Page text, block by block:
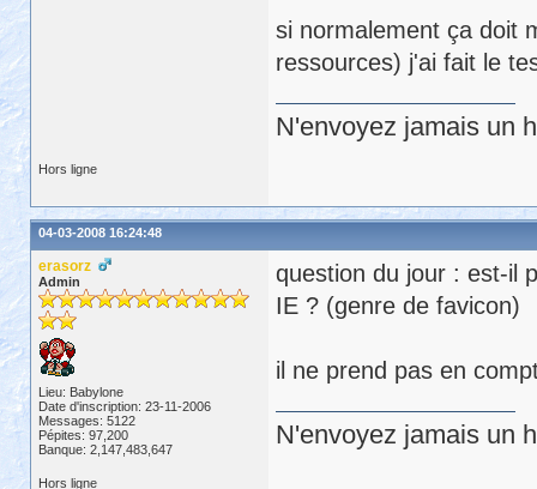
si normalement ça doit
ressources) j'ai fait le
N'envoyez jamais un
Hors ligne
04-03-2008 16:24:48
erasorz
Admin
Lieu: Babylone
Date d'inscription: 23-11-2006
Messages: 5122
Pépites: 97,200
Banque: 2,147,483,647
question du jour : est-il
IE ? (genre de favicon)
il ne prend pas en
N'envoyez jamais un
Hors ligne